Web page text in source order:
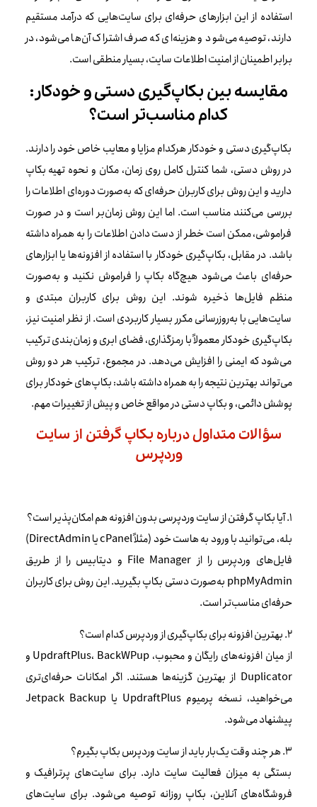
استفاده از این ابزارهای حرفه‌ای برای سایت‌هایی که درآمد مستقیم
دارند، توصیه می‌شود و هزینه‌ای که صرف اشتراک آن‌ها می‌شود، در
برابر اطمینان از امنیت اطلاعات سایت، بسیار منطقی است.
مقایسه بین بکاپ‌گیری دستی و خودکار:
کدام مناسب‌تر است؟
بکاپ‌گیری دستی و خودکار هرکدام مزایا و معایب خاص خود را دارند.
در روش دستی، شما کنترل کامل روی زمان، مکان و نحوه تهیه بکاپ
دارید و این روش برای کاربران حرفه‌ای که به‌صورت دوره‌ای اطلاعات را
بررسی می‌کنند مناسب است. اما این روش زمان‌بر است و در صورت
فراموشی، ممکن است خطر از دست دادن اطلاعات را به همراه داشته
باشد. در مقابل، بکاپ‌گیری خودکار با استفاده از افزونه‌ها یا ابزارهای
حرفه‌ای باعث می‌شود هیچ‌گاه بکاپ را فراموش نکنید و به‌صورت
منظم فایل‌ها ذخیره شوند. این روش برای کاربران مبتدی و
سایت‌هایی با به‌روزرسانی مکرر بسیار کاربردی است. از نظر امنیت نیز،
بکاپ‌گیری خودکار معمولاً با رمزگذاری، فضای ابری و زمان‌بندی ترکیب
می‌شود که ایمنی را افزایش می‌دهد. در مجموع، ترکیب هر دو روش
می‌تواند بهترین نتیجه را به همراه داشته باشد: بکاپ‌های خودکار برای
پوشش دائمی، و بکاپ دستی در مواقع خاص و پیش از تغییرات مهم.
سؤالات متداول درباره بکاپ گرفتن از سایت
وردپرس
۱. آیا بکاپ گرفتن از سایت وردپرسی بدون افزونه هم امکان‌پذیر است؟
بله، می‌توانید با ورود به هاست خود (مثلاً cPanel یا DirectAdmin)
فایل‌های وردپرس را از File Manager و دیتابیس را از طریق
phpMyAdmin به‌صورت دستی بکاپ بگیرید. این روش برای کاربران
حرفه‌ای مناسب‌تر است.
۲. بهترین افزونه برای بکاپ‌گیری از وردپرس کدام است؟
از میان افزونه‌های رایگان و محبوب، UpdraftPlus، BackWPup و
Duplicator از بهترین گزینه‌ها هستند. اگر امکانات حرفه‌ای‌تری
می‌خواهید، نسخه پرمیوم UpdraftPlus یا Jetpack Backup
پیشنهاد می‌شود.
۳. هر چند وقت یک‌بار باید از سایت وردپرس بکاپ بگیرم؟
بستگی به میزان فعالیت سایت دارد. برای سایت‌های پرترافیک و
فروشگاه‌های آنلاین، بکاپ روزانه توصیه می‌شود. برای سایت‌های